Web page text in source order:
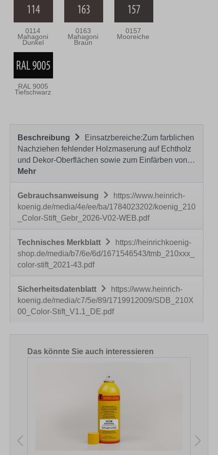
0114
Mahagoni
Dunkel
0163
Mahagoni
Braun
0157
Mooreiche
RAL 9005
Tiefschwarz
Beschreibung
Einsatzbereiche:Zum farblichen
Nachziehen fehlender Holzmaserung auf Echtholz
und Dekor-Oberflächen sowie zum Einfärben von…
Mehr
Gebrauchsanweisung
https://www.heinrich-
koenig.de/media/4e/ee/ba/1784023202/koenig_210
_Color-Stift_Gebr_2026-V02-WEB.pdf
Technisches Merkblatt
https://heinrichkoenig-
shop.de/media/b7/6e/6d/1671546543/tmb_210xxx_
color-stift_2021-43.pdf
Sicherheitsdatenblatt
https://www.heinrich-
koenig.de/media/c7/5e/89/1719912009/SDB_210X
00_Color-Stift_V1.1_DE.pdf
Produktgalerie überspringen
Das könnte Sie auch interessieren